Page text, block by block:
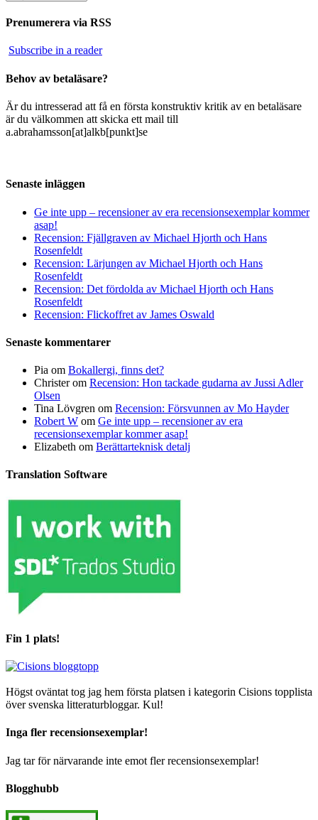
Prenumerera via RSS
Subscribe in a reader
Behov av betaläsare?
Är du intresserad att få en första konstruktiv kritik av en betaläsare
är du välkommen att skicka ett mail till
a.abrahamsson[at]alkb[punkt]se
Senaste inläggen
Ge inte upp – recensioner av era recensionsexemplar kommer
asap!
Recension: Fjällgraven av Michael Hjorth och Hans
Rosenfeldt
Recension: Lärjungen av Michael Hjorth och Hans
Rosenfeldt
Recension: Det fördolda av Michael Hjorth och Hans
Rosenfeldt
Recension: Flickoffret av James Oswald
Senaste kommentarer
Pia om Bokallergi, finns det?
Christerom Recension: Hon tackade gudarna av Jussi Adler
Olsen
Tina Lövgren om Recension: Försvunnen av Mo Hayder
Robert W om Ge inte upp – recensioner av era
recensionsexemplar kommer asap!
Elizabeth om Berättarteknisk detalj
Translation Software
Fin 1 plats!
Högst oväntat tog jag hem första platsen i kategorin Cisions topplista
över svenska litteraturbloggar. Kul!
Inga fler recensionsexemplar!
Jag tar för närvarande inte emot fler recensionsexemplar!
Blogghubb